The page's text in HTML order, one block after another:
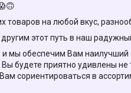
на любой вкус,
этот путь в наш
мы обеспечим Вам наилучший
будете приятно удивлены
сориентироваться в